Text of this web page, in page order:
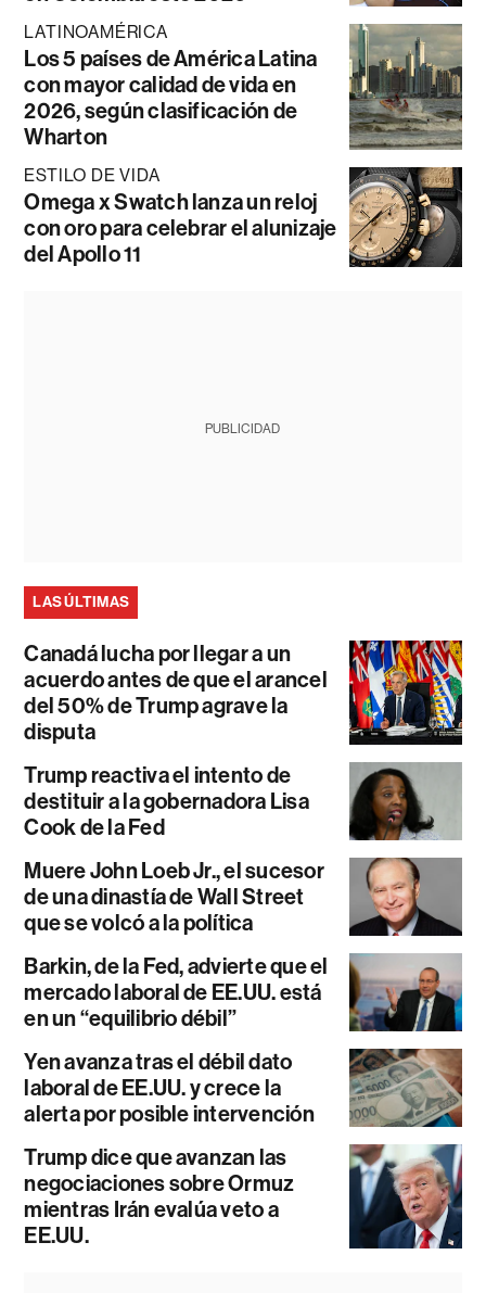
LATINOAMÉRICA
Los 5 países de América Latina
con mayor calidad de vida en
2026, según clasificación de
Wharton
ESTILO DE VIDA
Omega x Swatch lanza un reloj
con oro para celebrar el alunizaje
del Apollo 11
PUBLICIDAD
LAS ÚLTIMAS
Canadá lucha por llegar a un
acuerdo antes de que el arancel
del 50% de Trump agrave la
disputa
Trump reactiva el intento de
destituir a la gobernadora Lisa
Cook de la Fed
Muere John Loeb Jr., el sucesor
de una dinastía de Wall Street
que se volcó a la política
Barkin, de la Fed, advierte que el
mercado laboral de EE.UU. está
en un “equilibrio débil”
Yen avanza tras el débil dato
laboral de EE.UU. y crece la
alerta por posible intervención
Trump dice que avanzan las
negociaciones sobre Ormuz
mientras Irán evalúa veto a
EE.UU.